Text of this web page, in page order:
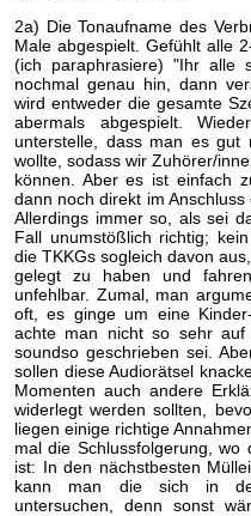
2a) Die Tonaufname des
Male abgespielt. Gefühlt alle
(ich paraphrasiere) "Ihr alle
nochmal genau hin, dann
wird entweder die gesamte
abermals abgespielt.
unterstelle, dass man es gut
wollte, sodass wir Zuhörer/
können. Aber es ist einfach
dann noch direkt im
Allerdings immer so, als sei
Fall unumstößlich richtig;
die TKKGs sogleich davon
gelegt zu haben und
unfehlbar. Zumal, man
oft, es ginge um eine
achte man nicht so sehr auf
soundso geschrieben sei.
sollen diese Audiorätsel
Momenten auch andere
widerlegt werden sollten,
liegen einige richtige
mal die Schlussfolgerung, wo
ist: In den nächstbesten
kann man die sich in
untersuchen, denn sonst